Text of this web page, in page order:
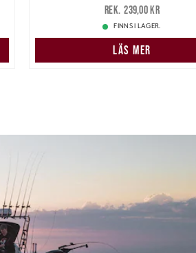
Tidigare pris
239,00 kr
FINNS I LAGER.
LÄS MER